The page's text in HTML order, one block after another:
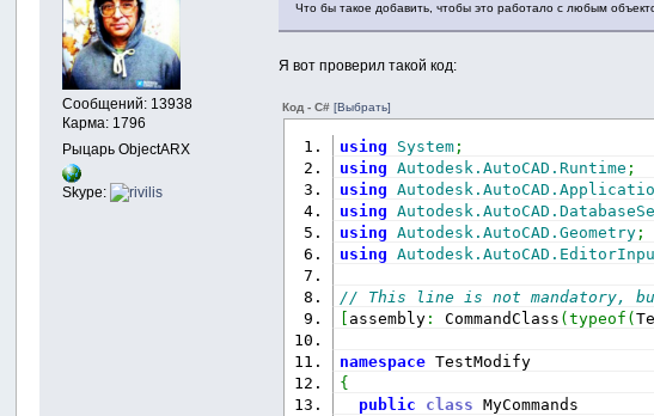
Сообщений: 13938
Карма: 1796
Рыцарь ObjectARX
Skype:
Что бы такое добавить, чтобы это работало с любым
Я вот проверил такой код:
Код - C#[Выбрать]
using System ;
using
Autodesk.AutoCAD.Runtime ;
using
using
using
Autodesk.AutoCAD.Geometry ;
using
// This line is not mandatory,
assembly : CommandClass (typeof (
namespace TestModify
{
public
class MyCommands